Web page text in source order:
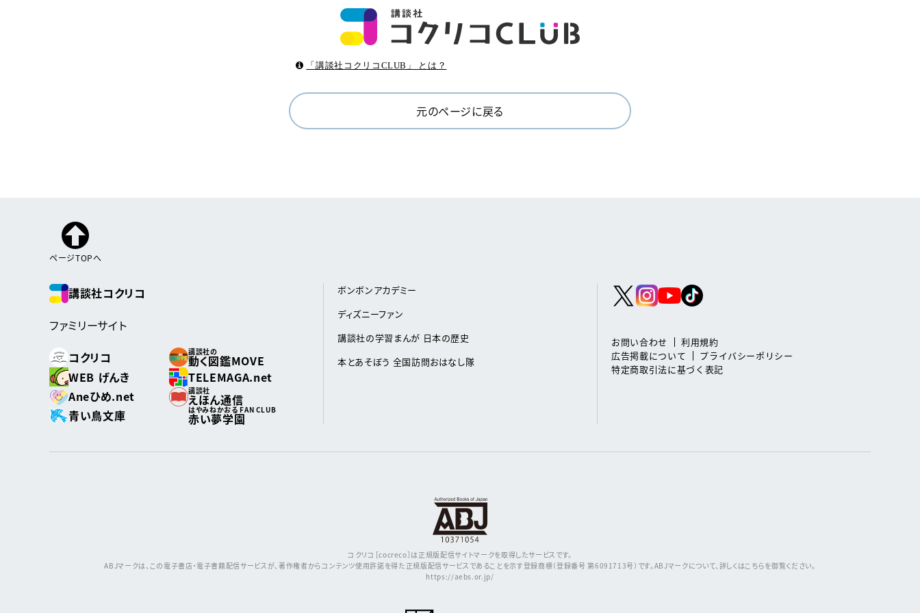
「講談社コクリコCLUB」 とは？
元のページに戻る
ページTOPへ
講談社コクリコ
ファミリーサイト
コクリコ
講談社の
動く図鑑MOVE
WEB げんき
TELEMAGA.net
Aneひめ.net
講談社
えほん通信
青い鳥文庫
はやみねかおる FAN CLUB
赤い夢学園
ボンボンアカデミー
ディズニーファン
講談社の学習まんが 日本の歴史
本とあそぼう 全国訪問おはなし隊
お問い合わせ
利用規約
広告掲載について
プライバシーポリシー
特定商取引法に基づく表記
コクリコ［cocreco］は正規版配信サイトマークを取得したサービスです。
ABJマークは、この電子書店・電子書籍配信サービスが、著作権者からコンテンツ使用許諾を得た正規版配信サービスであることを示す登録商標（登録番号 第6091713号）です。ABJマークについて、詳しくはこちらを御覧ください。
https://aebs.or.jp/